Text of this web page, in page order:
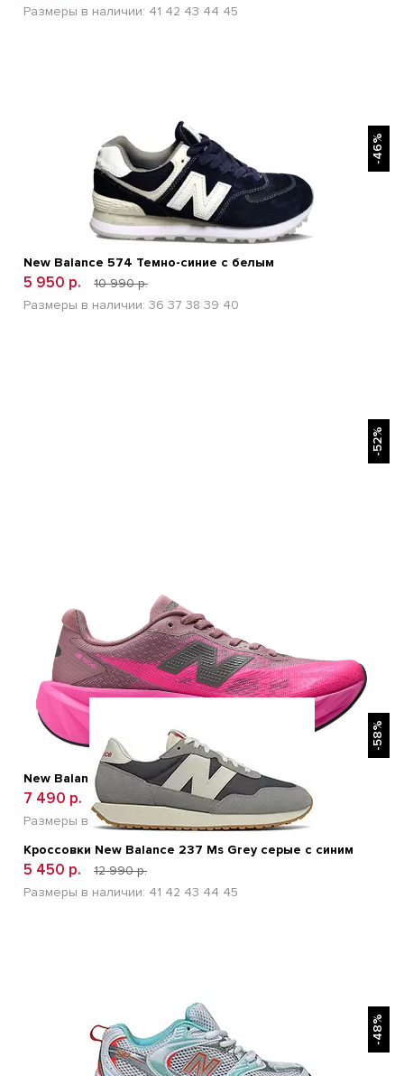
Размеры в наличии: 41 42 43 44 45
БЫСТРЫЙ ПРОСМОТР
-46%
New Balance 574 Темно-синие с белым
5 950 р.
10 990 р.
Размеры в наличии: 36 37 38 39 40
-52%
New Balance FuelCell Rebel v5 Pink
7 490 р.
15 600 р.
Размеры в наличии:36 37 38 39 40
-58%
Кроссовки New Balance 237 Ms Grey серые с синим
5 450 р.
12 990 р.
Размеры в наличии: 41 42 43 44 45
БЫСТРЫЙ ПРОСМОТР
-48%